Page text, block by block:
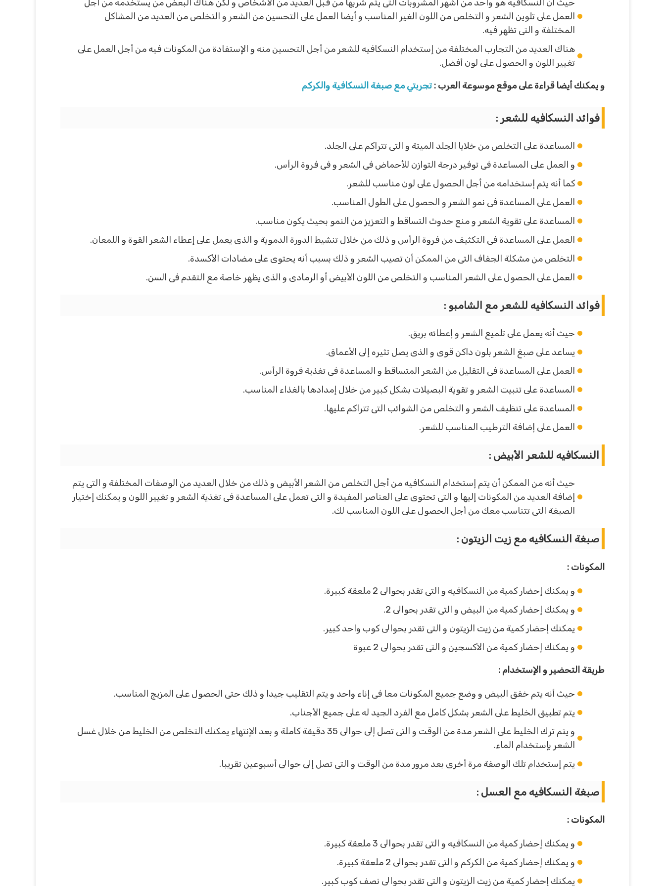
حيث أن النسكافيه هو واحد من أشهر المشروبات التى يتم شربها من قبل العديد من الأشخاص و لكن هناك البعض من يستخدمه من أجل
العمل على تلوين الشعر و التخلص من اللون الغير المناسب و أيضا العمل على التحسين من الشعر و التخلص من العديد من المشاكل
المختلفة و التى تظهر فيه.
هناك العديد من التجارب المختلفة من إستخدام النسكافيه للشعر من أجل التحسين منه و الإستفادة من المكونات فيه من أجل العمل على
تغيير اللون و الحصول على لون أفضل.
و يمكنك أيضا قراءة على موقع موسوعة العرب : تجربتي مع صبغة النسكافية والكركم
فوائد النسكافيه للشعر :
المساعدة على التخلص من خلايا الجلد الميتة و التى تتراكم على الجلد.
و العمل على المساعدة فى توفير درجة التوازن للأحماض فى الشعر و فى فروة الرأس.
كما أنه يتم إستخدامه من أجل الحصول على لون مناسب للشعر.
العمل على المساعدة فى نمو الشعر و الحصول على الطول المناسب.
المساعدة على تقوية الشعر و منع حدوث التساقط و التعزيز من النمو بحيث يكون مناسب.
العمل على المساعدة فى التكثيف من فروة الرأس و ذلك من خلال تنشيط الدورة الدموية و الذى يعمل على إعطاء الشعر القوة و اللمعان.
التخلص من مشكلة الجفاف التى من الممكن أن تصيب الشعر و ذلك بسبب أنه يحتوى على مضادات الأكسدة.
العمل على الحصول على الشعر المناسب و التخلص من اللون الأبيض أو الرمادى و الذى يظهر خاصة مع التقدم فى السن.
فوائد النسكافيه للشعر مع الشامبو :
حيث أنه يعمل على تلميع الشعر و إعطائه بريق.
يساعد على صبغ الشعر بلون داكن قوى و الذى يصل تثيره إلى الأعماق.
العمل على المساعدة فى التقليل من الشعر المتساقط و المساعدة فى تغذية فروة الرأس.
المساعدة على تنبيت الشعر و تقوية البصيلات بشكل كبير من خلال إمدادها بالغذاء المناسب.
المساعدة على تنظيف الشعر و التخلص من الشوائب التى تتراكم عليها.
العمل على إضافة الترطيب المناسب للشعر.
النسكافيه للشعر الأبيض :
حيث أنه من الممكن أن يتم إستخدام النسكافيه من أجل التخلص من الشعر الأبيض و ذلك من خلال العديد من الوصفات المختلفة و التى يتم
إضافة العديد من المكونات إليها و التى تحتوى على العناصر المفيدة و التى تعمل على المساعدة فى تغذية الشعر و تغيير اللون و يمكنك إختيار
الصبغة التى تتناسب معك من أجل الحصول على اللون المناسب لك.
صبغة النسكافيه مع زيت الزيتون :
المكونات :
و يمكنك إحضار كمية من النسكافيه و التى تقدر بحوالى 2 ملعقة كبيرة.
و يمكنك إحضار كمية من البيض و التى تقدر بحوالى 2.
يمكنك إحضار كمية من زيت الزيتون و التى تقدر بحوالى كوب واحد كبير.
و يمكنك إحضار كمية من الأكسجين و التى تقدر بحوالى 2 عبوة
طريقة التحضير و الإستخدام :
حيث أنه يتم خفق البيض و وضع جميع المكونات معا فى إناء واحد و يتم التقليب جيدا و ذلك حتى الحصول على المزيج المناسب.
يتم تطبيق الخليط على الشعر بشكل كامل مع الفرد الجيد له على جميع الأجناب.
و يتم ترك الخليط على الشعر مدة من الوقت و التى تصل إلى حوالى 35 دقيقة كاملة و بعد الإنتهاء يمكنك التخلص من الخليط من خلال غسل
الشعر بإستخدام الماء.
يتم إستخدام تلك الوصفة مرة أخرى بعد مرور مدة من الوقت و التى تصل إلى حوالى أسبوعين تقريبا.
صبغة النسكافيه مع العسل :
المكونات :
و يمكنك إحضار كمية من النسكافيه و التى تقدر بحوالى 3 ملعقة كبيرة.
و يمكنك إحضار كمية من الكركم و التى تقدر بحوالى 2 ملعقة كبيرة.
يمكنك إحضار كمية من زيت الزيتون و التى تقدر بحوالى نصف كوب كبير.